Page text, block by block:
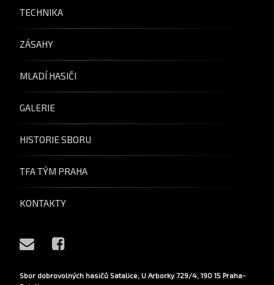
TECHNIKA
ZÁSAHY
MLADÍ HASIČI
GALERIE
HISTORIE SBORU
TFA TÝM PRAHA
KONTAKTY
E-mailFacebook
Sbor dobrovolných hasičů Satalice, U Arborky 729/4, 190 15 Praha-